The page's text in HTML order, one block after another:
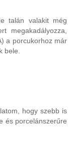
talán valakit még
megakadályozza,
a porcukorhoz már
bele.
hogy szebb is
és porcelánszerűre